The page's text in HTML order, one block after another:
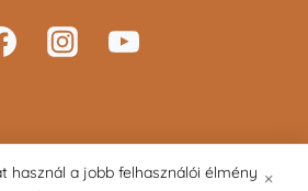
×
használ a jobb felhasználói élmény